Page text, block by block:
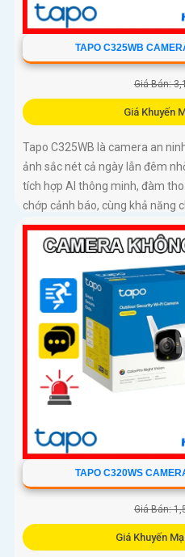
TAPO C325WB
Giá Bán:
Giá Khuyến
Tapo C325WB là camera an
ảnh sắc nét cả ngày lẫn đêm
tích hợp AI thông minh, đàm
chớp cảnh báo, cùng khả năng
sàng bảo vệ ngôi nhà bạn
TAPO C320WS
Giá Bán:
Giá Khuyến